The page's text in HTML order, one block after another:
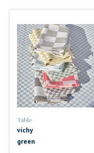
Table
vichy
green